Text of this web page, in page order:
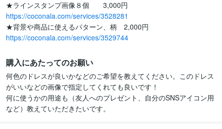
https://coconala.com/services/3528281
https://coconala.com/services/3529744
購入にあたってのお願い
何色のドレスが良いかなどのご希望を教えてください。このドレス
がいいなどの画像で指定してくれても良いです！
何に使うかの用途も（友人へのプレゼント、自分のSNSアイコン用
など）教えていただきたいです。